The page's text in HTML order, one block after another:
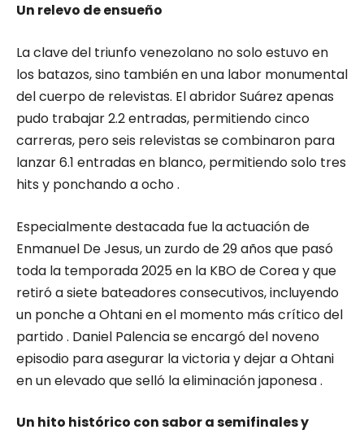
Un relevo de ensueño
La clave del triunfo venezolano no solo estuvo en
los batazos, sino también en una labor monumental
del cuerpo de relevistas. El abridor Suárez apenas
pudo trabajar 2.2 entradas, permitiendo cinco
carreras, pero seis relevistas se combinaron para
lanzar 6.1 entradas en blanco, permitiendo solo tres
hits y ponchando a ocho .
Especialmente destacada fue la actuación de
Enmanuel De Jesus, un zurdo de 29 años que pasó
toda la temporada 2025 en la KBO de Corea y que
retiró a siete bateadores consecutivos, incluyendo
un ponche a Ohtani en el momento más crítico del
partido . Daniel Palencia se encargó del noveno
episodio para asegurar la victoria y dejar a Ohtani
en un elevado que selló la eliminación japonesa .
Un hito histórico con sabor a semifinales y